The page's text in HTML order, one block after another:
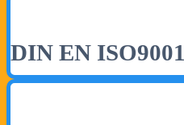
DIN EN ISO9001